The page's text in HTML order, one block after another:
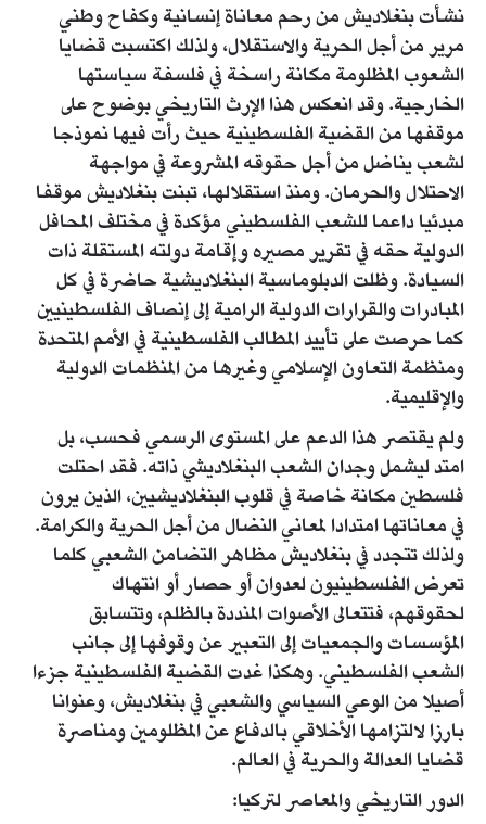
نشأت بنغلاديش من رحم معاناة إنسانية وكفاح وطني
مرير من أجل الحرية والاستقلال، ولذلك اكتسبت قضايا
الشعوب المظلومة مكانة راسخة في فلسفة سياستها
الخارجية. وقد انعكس هذا الإرث التاريخي بوضوح على
موقفها من القضية الفلسطينية حيث رأت فيها نموذجا
لشعب يناضل من أجل حقوقه المشروعة في مواجهة
الاحتلال والحرمان. ومنذ استقلالها، تبنت بنغلاديش موقفا
مبدئيا داعما للشعب الفلسطيني مؤكدة في مختلف المحافل
الدولية حقه في تقرير مصيره وإقامة دولته المستقلة ذات
السيادة. وظلت الدبلوماسية البنغلاديشية حاضرة في كل
المبادرات والقرارات الدولية الرامية إلى إنصاف الفلسطينيين
كما حرصت على تأييد المطالب الفلسطينية في الأمم المتحدة
ومنظمة التعاون الإسلامي وغيرها من المنظمات الدولية
والإقليمية.
ولم يقتصر هذا الدعم على المستوى الرسمي فحسب، بل
امتد ليشمل وجدان الشعب البنغلاديشي ذاته. فقد احتلت
فلسطين مكانة خاصة في قلوب البنغلاديشيين، الذين يرون
في معاناتها امتدادا لمعاني النضال من أجل الحرية والكرامة.
ولذلك تتجدد في بنغلاديش مظاهر التضامن الشعبي كلما
تعرض الفلسطينيون لعدوان أو حصار أو انتهاك
لحقوقهم، فتتعالى الأصوات المنددة بالظلم، وتتسابق
المؤسسات والجمعيات إلى التعبير عن وقوفها إلى جانب
الشعب الفلسطيني. وهكذا غدت القضية الفلسطينية جزءا
أصيلا من الوعي السياسي والشعبي في بنغلاديش، وعنوانا
بارزا لالتزامها الأخلاقي بالدفاع عن المظلومين ومناصرة
قضايا العدالة والحرية في العالم.
الدور التاريخي والمعاصر لتركيا: